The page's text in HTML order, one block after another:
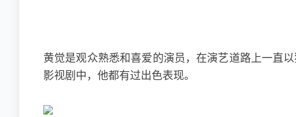
黄觉是观众熟悉和喜爱的演员，在演艺道路上一直
影视剧中，他都有过出色表现。